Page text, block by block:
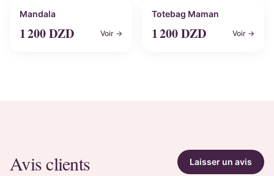
Personnalisable
Mandala
1 200DZD Voir →
Personnalisable
Totebag Maman
1 200DZD Voir →
Avis clients Laisser un avis